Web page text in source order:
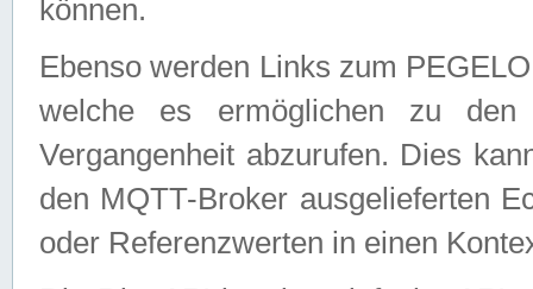
können.
Ebenso werden Links zum
welche es ermöglichen zu den
Vergangenheit abzurufen. Dies
den MQTT-Broker ausgelieferten
oder Referenzwerten in einen